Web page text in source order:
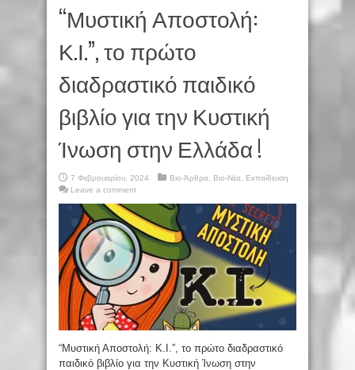
“Μυστική Αποστολή:
Κ.Ι.”, το πρώτο
διαδραστικό παιδικό
βιβλίο για την Κυστική
Ίνωση στην Ελλάδα !
7 Φεβρουαρίου, 2024 Βιο-Άρθρα Βιο-Νέα
Εκπαίδευση
Leave a comment
“Μυστική Αποστολή: Κ.Ι.”, το πρώτο διαδραστικό
παιδικό βιβλίο για την Κυστική Ίνωση στην